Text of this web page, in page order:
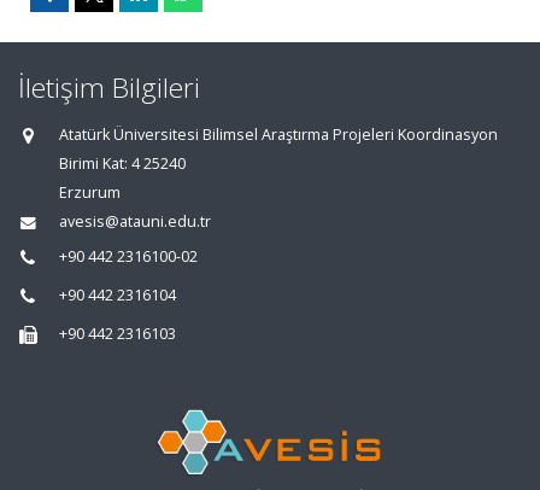
İletişim Bilgileri
Atatürk Üniversitesi Bilimsel Araştırma Projeleri Koordinasyon
Birimi Kat: 4 25240
Erzurum
avesis@atauni.edu.tr
+90 442 2316100-02
+90 442 2316104
+90 442 2316103